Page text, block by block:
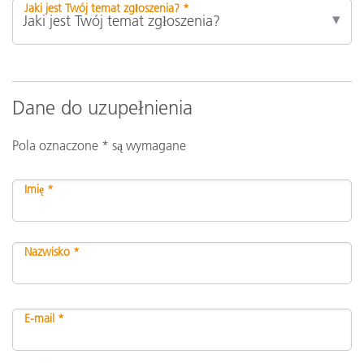
Jaki jest Twój temat zgłoszenia? *
Dane do uzupełnienia
Pola oznaczone * są wymagane
Imię *
Nazwisko *
E-mail *